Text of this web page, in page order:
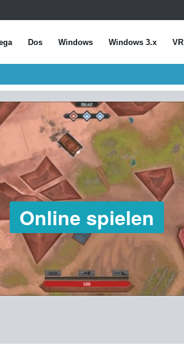
Dos Windows Windows 3.x VR
Online spielen